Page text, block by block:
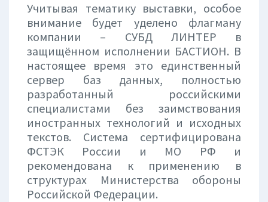
Учитывая тематику выставки, особое
внимание будет уделено флагману
компании – СУБД ЛИНТЕР в
защищённом исполнении БАСТИОН. В
настоящее время это единственный
сервер баз данных, полностью
разработанный российскими
специалистами без заимствования
иностранных технологий и исходных
текстов. Система сертифицирована
ФСТЭК России и МО РФ и
рекомендована к применению в
структурах Министерства обороны
Российской Федерации.